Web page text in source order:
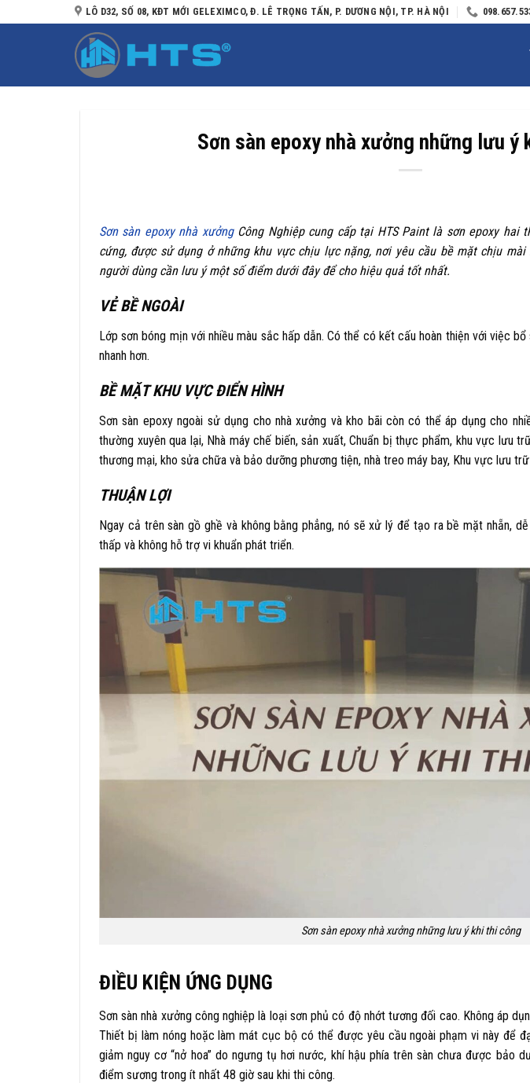
qua
LÔ D32, SỐ 08, KĐT MỚI GELEXIMCO, Đ. LÊ TRỌNG TẤN, P. DƯƠNG NỘI, TP. HÀ NỘI
Sơn sàn epoxy nhà xưởng những lưu ý
Sơn sàn epoxy nhà xưởngCông Nghiệp cung cấp tại HTS Paint là sơn epoxy hai
cứng, được sử dụng ở những khu vực chịu lực nặng, nơi yêu cầu bề mặt chịu
người dùng cần lưu ý một số điểm dưới đây để cho hiệu quả tốt nhất.
VẺ BỀ NGOÀI
Lớp sơn bóng mịn với nhiều màu sắc hấp dẫn. Có thể có kết cấu hoàn thiện với việc
nhanh hơn.
BỀ MẶT KHU VỰC ĐIỂN HÌNH
Sơn sàn epoxy ngoài sử dụng cho nhà xưởng và kho bãi còn có thể áp dụng cho
thường xuyên qua lại, Nhà máy chế biến, sản xuất, Chuẩn bị thực phẩm, khu vực lưu
thương mại, kho sửa chữa và bảo dưỡng phương tiện, nhà treo máy bay, Khu vực lưu
THUẬN LỢI
Ngay cả trên sàn gồ ghề và không bằng phẳng, nó sẽ xử lý để tạo ra bề mặt nhẵn,
thấp và không hỗ trợ vi khuẩn phát triển.
Sơn sàn epoxy nhà xưởng những lưu ý khi thi công
ĐIỀU KIỆN ỨNG DỤNG
Sơn sàn nhà xưởng công nghiệp là loại sơn phủ có độ nhớt tương đối cao. Không áp
Thiết bị làm nóng hoặc làm mát cục bộ có thể được yêu cầu ngoài phạm vi này để
giảm nguy cơ “nở hoa” do ngưng tụ hơi nước, khí hậu phía trên sàn chưa được bảo
điểm sương trong ít nhất 48 giờ sau khi thi công.